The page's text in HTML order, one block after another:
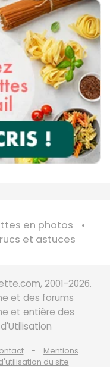
en photos
et astuces
2001-2026.
et des forums
et entière des
Mentions
du site